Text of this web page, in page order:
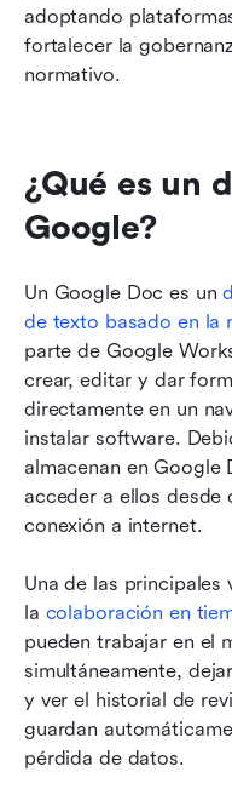
adoptando
fortalecer la
normativo.
¿Qué es un
Google?
Un Google Doc es un
de texto basado en la
parte de Google
crear, editar y dar
directamente en un
instalar software.
almacenan en Google
acceder a ellos desde
conexión a internet.
Una de las principales
la colaboración en
pueden trabajar en el
simultáneamente,
y ver el historial de
guardan
pérdida de datos.